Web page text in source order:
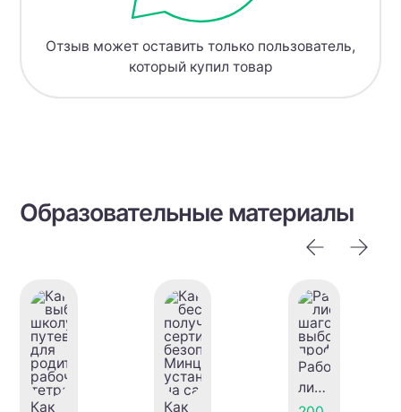
Отзыв может оставить только пользователь,
который купил товар
Образовательные материалы
Как
Как
Рабочий
лист
"6